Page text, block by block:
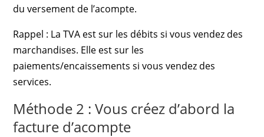
du versement de l’acompte.
Rappel : La TVA est sur les débits si vous vendez des
marchandises. Elle est sur les
paiements/encaissements si vous vendez des
services.
Méthode 2 : Vous créez d’abord la
facture d’acompte